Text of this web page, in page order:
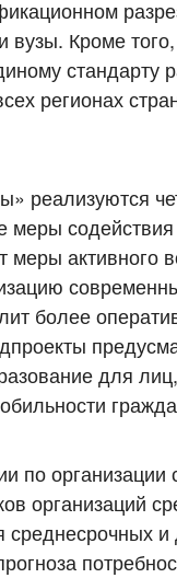
Кроме
стандарту
регионах
реализуются
активного
более
для
по
организаций